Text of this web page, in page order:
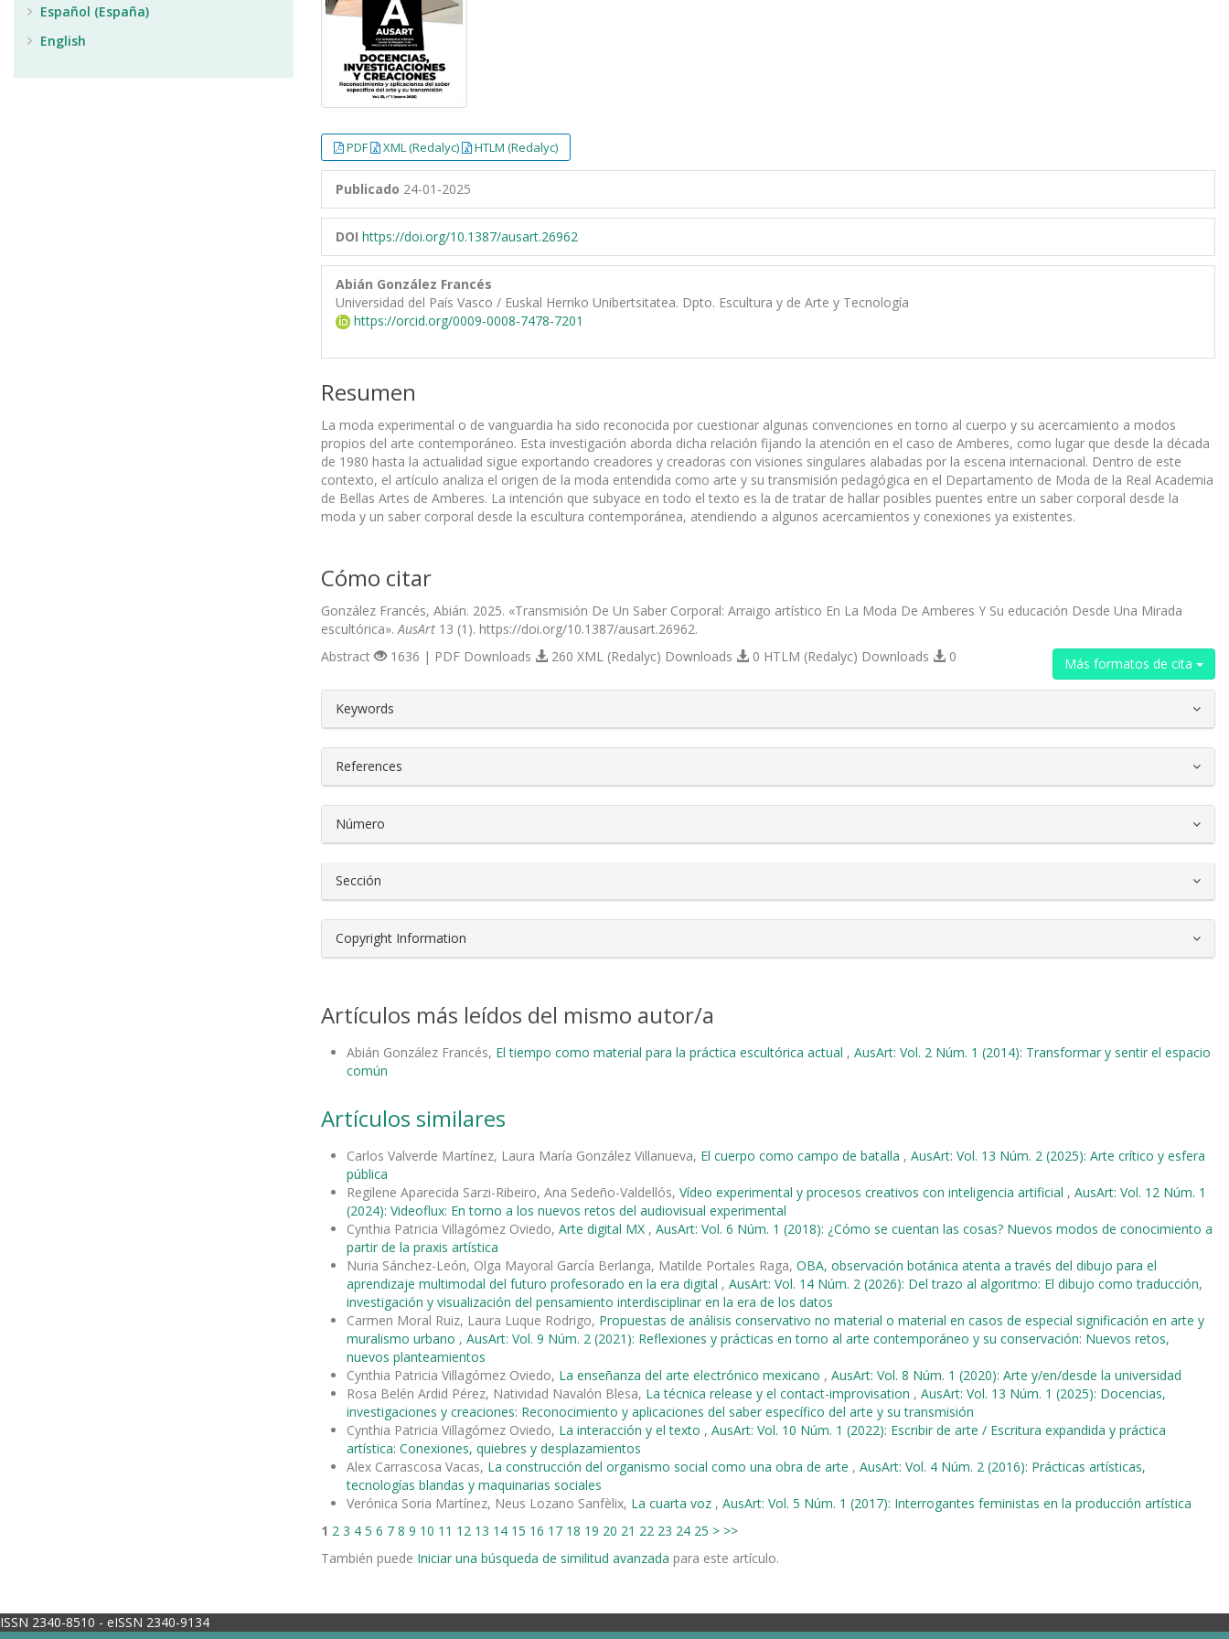
PDF XML (Redalyc) HTLM (Redalyc)
Publicado 24-01-2025
DOI https://doi.org/10.1387/ausart.26962
Abián González Francés
Universidad del País Vasco / Euskal Herriko Unibertsitatea. Dpto. Escultura y de Arte y Tecnología
https://orcid.org/0009-0008-7478-7201
Resumen
La moda experimental o de vanguardia ha sido reconocida por cuestionar algunas convenciones en torno al cuerpo y su acercamiento a modos
propios del arte contemporáneo. Esta investigación aborda dicha relación fijando la atención en el caso de Amberes, como lugar que desde la década
de 1980 hasta la actualidad sigue exportando creadores y creadoras con visiones singulares alabadas por la escena internacional. Dentro de este
contexto, el artículo analiza el origen de la moda entendida como arte y su transmisión pedagógica en el Departamento de Moda de la Real Academia
de Bellas Artes de Amberes. La intención que subyace en todo el texto es la de tratar de hallar posibles puentes entre un saber corporal desde la
moda y un saber corporal desde la escultura contemporánea, atendiendo a algunos acercamientos y conexiones ya existentes.
Cómo citar
González Francés, Abián. 2025. «Transmisión De Un Saber Corporal: Arraigo artístico En La Moda De Amberes Y Su educación Desde Una Mirada
escultórica».AusArt 13 (1). https://doi.org/10.1387/ausart.26962.
Más formatos de cita
Abstract 1636 | PDF Downloads 260 XML (Redalyc) Downloads 0 HTLM (Redalyc) Downloads 0
##plugins.themes.bootstrap3.article.details##
Keywords
References
Número
Sección
Copyright Information
Artículos más leídos del mismo autor/a
Abián González Francés, El tiempo como material para la práctica escultórica actual , AusArt: Vol. 2 Núm. 1 (2014): Transformar y sentir el espacio
común
Artículos similares
Carlos Valverde Martínez, Laura María González Villanueva, El cuerpo como campo de batalla , AusArt: Vol. 13 Núm. 2 (2025): Arte crítico y esfera
pública
Regilene Aparecida Sarzi-Ribeiro, Ana Sedeño-Valdellós, Vídeo experimental y procesos creativos con inteligencia artificial , AusArt: Vol. 12 Núm. 1
(2024): Videoflux: En torno a los nuevos retos del audiovisual experimental
Cynthia Patricia Villagómez Oviedo, Arte digital MX , AusArt: Vol. 6 Núm. 1 (2018): ¿Cómo se cuentan las cosas? Nuevos modos de conocimiento a
partir de la praxis artística
Nuria Sánchez-León, Olga Mayoral García Berlanga, Matilde Portales Raga, OBA, observación botánica atenta a través del dibujo para el
aprendizaje multimodal del futuro profesorado en la era digital , AusArt: Vol. 14 Núm. 2 (2026): Del trazo al algoritmo: El dibujo como traducción,
investigación y visualización del pensamiento interdisciplinar en la era de los datos
Carmen Moral Ruiz, Laura Luque Rodrigo, Propuestas de análisis conservativo no material o material en casos de especial significación en arte y
muralismo urbano , AusArt: Vol. 9 Núm. 2 (2021): Reflexiones y prácticas en torno al arte contemporáneo y su conservación: Nuevos retos,
nuevos planteamientos
Cynthia Patricia Villagómez Oviedo, La enseñanza del arte electrónico mexicano , AusArt: Vol. 8 Núm. 1 (2020): Arte y/en/desde la universidad
Rosa Belén Ardid Pérez, Natividad Navalón Blesa, La técnica release y el contact-improvisation , AusArt: Vol. 13 Núm. 1 (2025): Docencias,
investigaciones y creaciones: Reconocimiento y aplicaciones del saber específico del arte y su transmisión
Cynthia Patricia Villagómez Oviedo, La interacción y el texto , AusArt: Vol. 10 Núm. 1 (2022): Escribir de arte / Escritura expandida y práctica
artística: Conexiones, quiebres y desplazamientos
Alex Carrascosa Vacas, La construcción del organismo social como una obra de arte , AusArt: Vol. 4 Núm. 2 (2016): Prácticas artísticas,
tecnologías blandas y maquinarias sociales
Verónica Soria Martínez, Neus Lozano Sanfèlix, La cuarta voz , AusArt: Vol. 5 Núm. 1 (2017): Interrogantes feministas en la producción artística
1 2 3 4 5 6 7 8 9 10 11 12 13 14 15 16 17 18 19 20 21 22 23 24 25 > >>
También puede Iniciar una búsqueda de similitud avanzada para este artículo.
Español (España)
English
ISSN 2340-8510 - eISSN 2340-9134